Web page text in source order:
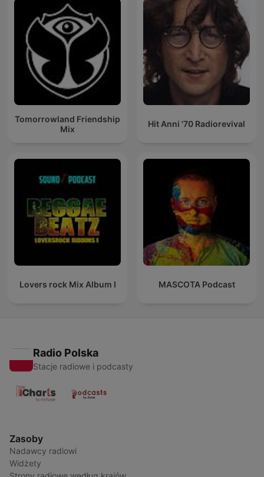
Tomorrowland Friendship
Mix
Hit Anni '70 Radiorevival
Lovers rock Mix Album I MASCOTA Podcast
Radio Polska
Stacje radiowe i podcasty
Zasoby
Nadawcy radiowi
Widżety